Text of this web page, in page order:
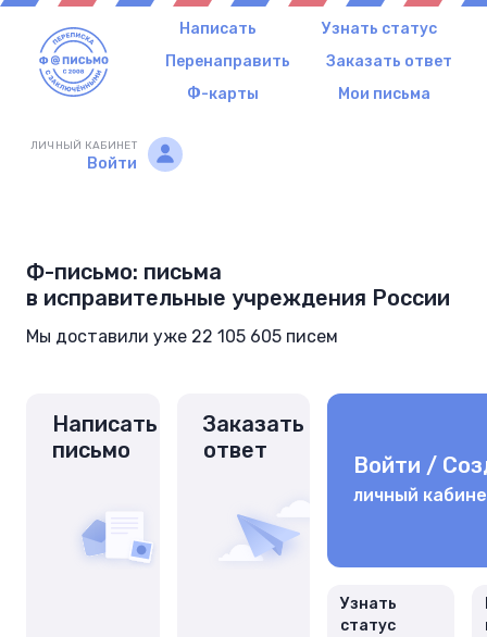
Написать
Узнать статус
Перенаправить
Заказать ответ
Ф-карты
Мои письма
ЛИЧНЫЙ КАБИНЕТ
Войти
Ф-письмо: письма
в исправительные учреждения России
Мы доставили уже 22 105 605 писем
Написать
письмо
Заказать
ответ
Войти /
личный
Узнать
статус